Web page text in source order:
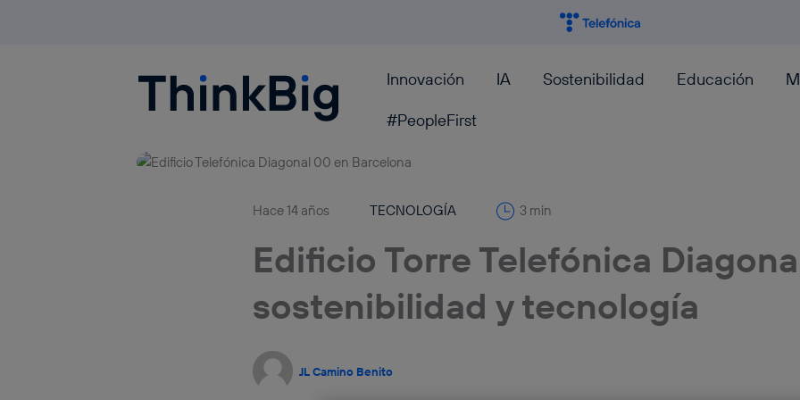
Blogthinkbig.com Innovación IA Sostenibilidad Educación
#PeopleFirst
Hace 14 años TECNOLOGÍA 3 min
Edificio Torre Telefónica
sostenibilidad y tecnología
JL Camino Benito